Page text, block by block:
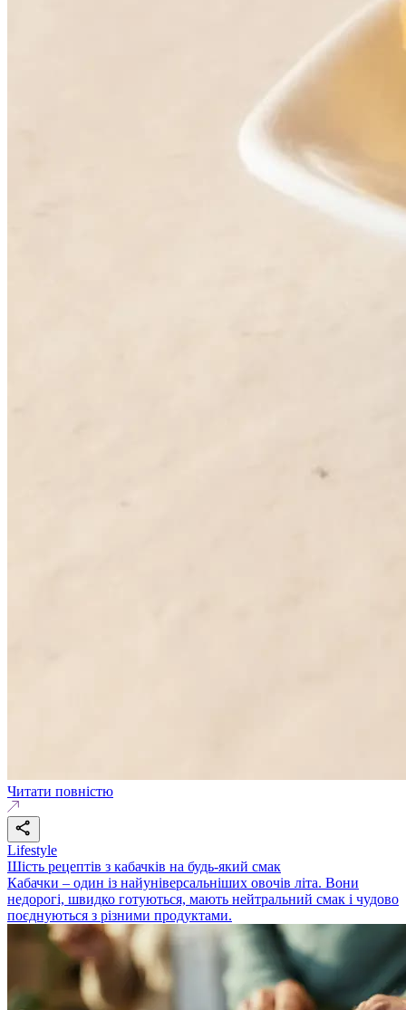
Читати повністю
Lifestyle
Шість рецептів з кабачків на будь-який смак
Кабачки – один із найуніверсальніших овочів літа. Вони
недорогі, швидко готуються, мають нейтральний смак і чудово
поєднуються з різними продуктами.